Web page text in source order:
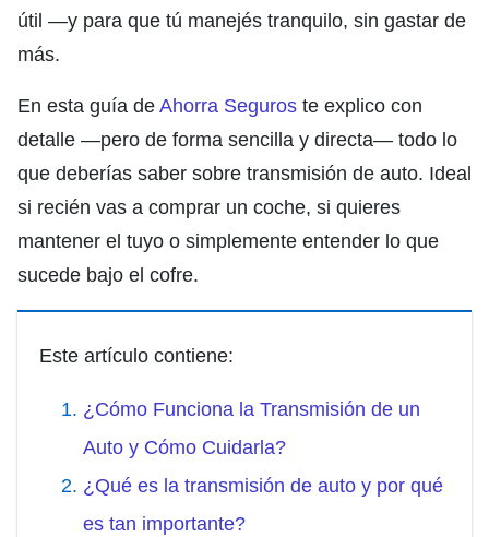
útil —y para que tú manejés tranquilo, sin gastar de
más.
En esta guía de Ahorra Seguros te explico con
detalle —pero de forma sencilla y directa— todo lo
que deberías saber sobre transmisión de auto. Ideal
si recién vas a comprar un coche, si quieres
mantener el tuyo o simplemente entender lo que
sucede bajo el cofre.
Este artículo contiene:
¿Cómo Funciona la Transmisión de un
Auto y Cómo Cuidarla?
¿Qué es la transmisión de auto y por qué
es tan importante?